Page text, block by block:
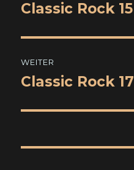
Vorheriger
Classic Rock 15
WEITER
Nächster
Classic Rock 17